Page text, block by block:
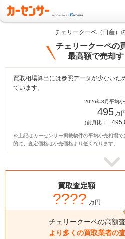
チェリークーペ（日産）
チェリークーペの
最高額で売却す
買取相場算出には参照データが少ないた
ています。
2026年8月平均小
495万円
（前月比：
※上記はカーセンサー掲載物件の平均小売相場で
的に、査定価格は小売価格より低くなります。
買取査定額
???? 万円
チェリークーペの高額
より多くの買取業者の